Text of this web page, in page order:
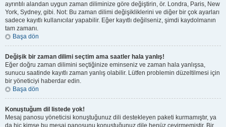
ayrıntılı alandan uygun zaman diliminize göre değiştirin, ör. Londra, Paris, New
York, Sydney, gibi. Not: Bu zaman dilimi değişikliklerini ve diğer bir çok ayarları
sadece kayıtlı kullanıcılar yapabilir. Eğer kayıtlı değilseniz, şimdi kaydolmanın
tam zamanı.
Başa dön
Değişik bir zaman dilimi seçtim ama saatler hala yanlış!
Eğer doğru zaman dilimini seçtiğinize eminseniz ve zaman hala yanlışsa,
sunucu saatinde kayıtlı zaman yanlış olabilir. Lütfen problemin düzeltilmesi için
bir yöneticiyi haberdar edin.
Başa dön
Konuştuğum dil listede yok!
Mesaj panosu yöneticisi konuştuğunuz dili destekleyen paketi kurmamıştır, ya
da hiç kimse bu mesaj panosunu konuştuğunuz dile henüz çevirmemiştir. Bir